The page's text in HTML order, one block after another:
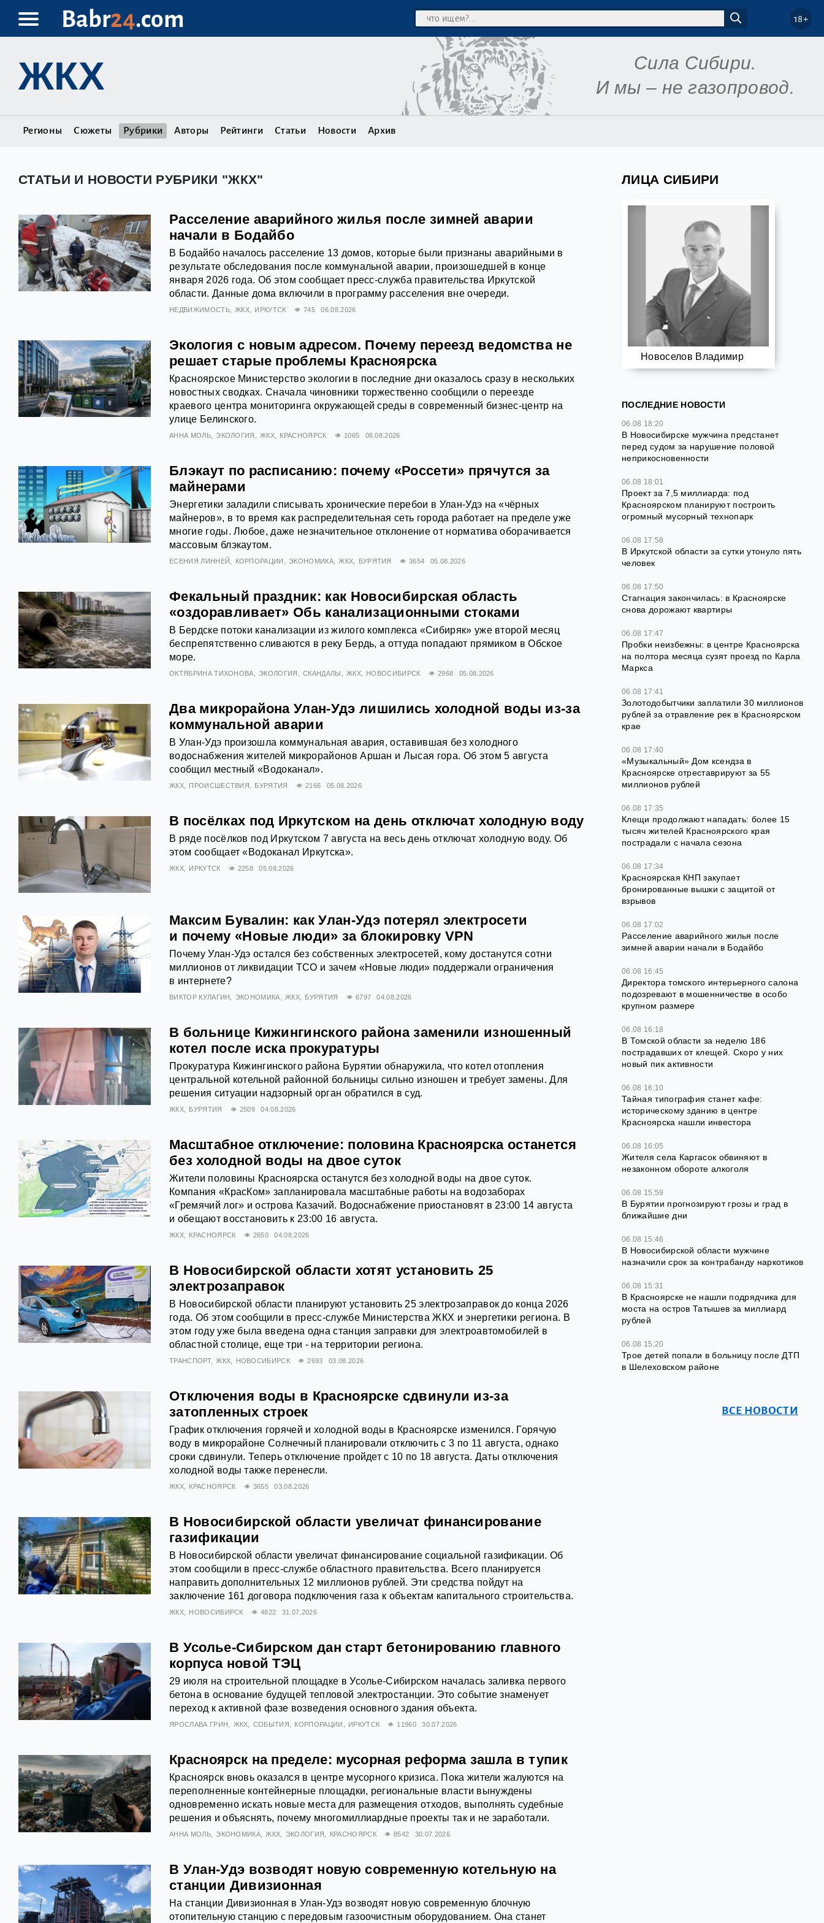
Babr24.com 18+
Сила Сибири.
И мы – не газопровод.
ЖКХ
Регионы Сюжеты Рубрики Авторы Рейтинги Статьи Новости Архив
СТАТЬИ И НОВОСТИ РУБРИКИ "ЖКХ"
Расселение аварийного жилья после зимней аварии
начали в Бодайбо
В Бодайбо началось расселение 13 домов, которые были признаны аварийными в
результате обследования после коммунальной аварии, произошедшей в конце
января 2026 года. Об этом сообщает пресс‑служба правительства Иркутской
области. Данные дома включили в программу расселения вне очереди.
НЕДВИЖИМОСТЬ ЖКХ ИРКУТСК 745 06.08.2026
Экология с новым адресом. Почему переезд ведомства не
решает старые проблемы Красноярска
Красноярское Министерство экологии в последние дни оказалось сразу в нескольких
новостных сводках. Сначала чиновники торжественно сообщили о переезде
краевого центра мониторинга окружающей среды в современный бизнес-центр на
улице Белинского.
АННА МОЛЬ ЭКОЛОГИЯ ЖКХ КРАСНОЯРСК 1065 06.08.2026
Блэкаут по расписанию: почему «Россети» прячутся за
майнерами
Энергетики заладили списывать хронические перебои в Улан-Удэ на «чёрных
майнеров», в то время как распределительная сеть города работает на пределе уже
многие годы. Любое, даже незначительное отклонение от норматива оборачивается
массовым блэкаутом.
ЕСЕНИЯ ЛИННЕЙ КОРПОРАЦИИ ЭКОНОМИКА ЖКХ БУРЯТИЯ 3654 05.08.2026
Фекальный праздник: как Новосибирская область
«оздоравливает» Обь канализационными стоками
В Бердске потоки канализации из жилого комплекса «Сибиряк» уже второй месяц
беспрепятственно сливаются в реку Бердь, а оттуда попадают прямиком в Обское
море.
ОКТЯБРИНА ТИХОНОВА ЭКОЛОГИЯ СКАНДАЛЫ ЖКХ НОВОСИБИРСК 2968 05.08.2026
Два микрорайона Улан-Удэ лишились холодной воды из-за
коммунальной аварии
В Улан-Удэ произошла коммунальная авария, оставившая без холодного
водоснабжения жителей микрорайонов Аршан и Лысая гора. Об этом 5 августа
сообщил местный «Водоканал».
ЖКХ ПРОИСШЕСТВИЯ БУРЯТИЯ 2166 05.08.2026
В посёлках под Иркутском на день отключат холодную воду
В ряде посёлков под Иркутском 7 августа на весь день отключат холодную воду. Об
этом сообщает «Водоканал Иркутска».
ЖКХ ИРКУТСК 2258 05.08.2026
Максим Бувалин: как Улан-Удэ потерял электросети
и почему «Новые люди» за блокировку VPN
Почему Улан-Удэ остался без собственных электросетей, кому достанутся сотни
миллионов от ликвидации ТСО и зачем «Новые люди» поддержали ограничения
в интернете?
ВИКТОР КУЛАГИН ЭКОНОМИКА ЖКХ БУРЯТИЯ 6797 04.08.2026
В больнице Кижингинского района заменили изношенный
котел после иска прокуратуры
Прокуратура Кижингинского района Бурятии обнаружила, что котел отопления
центральной котельной районной больницы сильно изношен и требует замены. Для
решения ситуации надзорный орган обратился в суд.
ЖКХ БУРЯТИЯ 2509 04.08.2026
Масштабное отключение: половина Красноярска останется
без холодной воды на двое суток
Жители половины Красноярска останутся без холодной воды на двое суток.
Компания «КрасКом» запланировала масштабные работы на водозаборах
«Гремячий лог» и острова Казачий. Водоснабжение приостановят в 23:00 14 августа
и обещают восстановить к 23:00 16 августа.
ЖКХ КРАСНОЯРСК 2650 04.08.2026
В Новосибирской области хотят установить 25
электрозаправок
В Новосибирской области планируют установить 25 электрозаправок до конца 2026
года. Об этом сообщили в пресс-службе Министерства ЖКХ и энергетики региона. В
этом году уже была введена одна станция заправки для электроавтомобилей в
областной столице, еще три - на территории региона.
ТРАНСПОРТ ЖКХ НОВОСИБИРСК 2693 03.08.2026
Отключения воды в Красноярске сдвинули из-за
затопленных строек
График отключения горячей и холодной воды в Красноярске изменился. Горячую
воду в микрорайоне Солнечный планировали отключить с 3 по 11 августа, однако
сроки сдвинули. Теперь отключение пройдет с 10 по 18 августа. Даты отключения
холодной воды также перенесли.
ЖКХ КРАСНОЯРСК 3655 03.08.2026
В Новосибирской области увеличат финансирование
газификации
В Новосибирской области увеличат финансирование социальной газификации. Об
этом сообщили в пресс-службе областного правительства. Всего планируется
направить дополнительных 12 миллионов рублей. Эти средства пойдут на
заключение 161 договора подключения газа к объектам капитального строительства.
ЖКХ НОВОСИБИРСК 4822 31.07.2026
В Усолье-Сибирском дан старт бетонированию главного
корпуса новой ТЭЦ
29 июля на строительной площадке в Усолье-Сибирском началась заливка первого
бетона в основание будущей тепловой электростанции. Это событие знаменует
переход к активной фазе возведения основного здания объекта.
ЯРОСЛАВА ГРИН ЖКХ СОБЫТИЯ КОРПОРАЦИИ ИРКУТСК 11960 30.07.2026
Красноярск на пределе: мусорная реформа зашла в тупик
Красноярск вновь оказался в центре мусорного кризиса. Пока жители жалуются на
переполненные контейнерные площадки, региональные власти вынуждены
одновременно искать новые места для размещения отходов, выполнять судебные
решения и объяснять, почему многомиллиардные проекты так и не заработали.
АННА МОЛЬ ЭКОНОМИКА ЖКХ ЭКОЛОГИЯ КРАСНОЯРСК 8542 30.07.2026
В Улан-Удэ возводят новую современную котельную на
станции Дивизионная
На станции Дивизионная в Улан-Удэ возводят новую современную блочную
отопительную станцию с передовым газоочистным оборудованием. Она станет
ЛИЦА СИБИРИ
Новоселов Владимир
ПОСЛЕДНИЕ НОВОСТИ
06.08 18:20
В Новосибирске мужчина предстанет
перед судом за нарушение половой
неприкосновенности
06.08 18:01
Проект за 7,5 миллиарда: под
Красноярском планируют построить
огромный мусорный технопарк
06.08 17:58
В Иркутской области за сутки утонуло пять
человек
06.08 17:50
Стагнация закончилась: в Красноярске
снова дорожают квартиры
06.08 17:47
Пробки неизбежны: в центре Красноярска
на полтора месяца сузят проезд по Карла
Маркса
06.08 17:41
Золотодобытчики заплатили 30 миллионов
рублей за отравление рек в Красноярском
крае
06.08 17:40
«Музыкальный» Дом ксендза в
Красноярске отреставрируют за 55
миллионов рублей
06.08 17:35
Клещи продолжают нападать: более 15
тысяч жителей Красноярского края
пострадали с начала сезона
06.08 17:34
Красноярская КНП закупает
бронированные вышки с защитой от
взрывов
06.08 17:02
Расселение аварийного жилья после
зимней аварии начали в Бодайбо
06.08 16:45
Директора томского интерьерного салона
подозревают в мошенничестве в особо
крупном размере
06.08 16:18
В Томской области за неделю 186
пострадавших от клещей. Скоро у них
новый пик активности
06.08 16:10
Тайная типография станет кафе:
историческому зданию в центре
Красноярска нашли инвестора
06.08 16:05
Жителя села Каргасок обвиняют в
незаконном обороте алкоголя
06.08 15:59
В Бурятии прогнозируют грозы и град в
ближайшие дни
06.08 15:46
В Новосибирской области мужчине
назначили срок за контрабанду наркотиков
06.08 15:31
В Красноярске не нашли подрядчика для
моста на остров Татышев за миллиард
рублей
06.08 15:20
Трое детей попали в больницу после ДТП
в Шелеховском районе
ВСЕ НОВОСТИ